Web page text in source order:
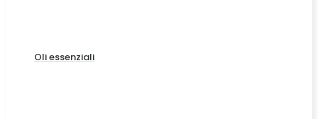
Oli essenziali